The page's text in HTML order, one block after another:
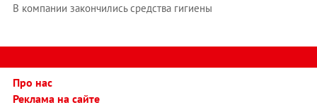
В компании закончились средства гигиены
Про нас
Реклама на сайте